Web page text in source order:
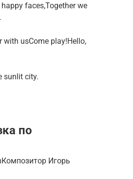
faces,Together we
with usCome play!Hello,
sunlit city.
по
Игорь